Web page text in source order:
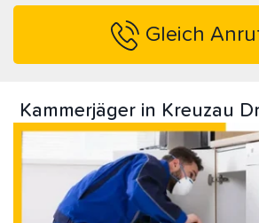
Gleich
Kammerjäger in Kreuzau